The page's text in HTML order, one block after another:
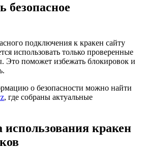
безопасное
подключения к кракен сайту
использовать только проверенные
Это поможет избежать блокировок и
о безопасности можно найти
, где собраны актуальные
кракен